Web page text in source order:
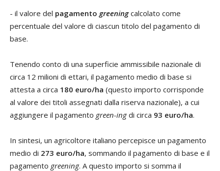
- il valore del pagamento greeningcalcolato come
percentuale del valore di ciascun titolo del pagamento di
base.
Tenendo conto di una superficie ammissibile nazionale di
circa 12 milioni di ettari, il pagamento medio di base si
attesta a circa 180 euro/ha (questo importo corrisponde
al valore dei titoli assegnati dalla riserva nazionale), a cui
aggiungere il pagamento green-ingdi circa 93 euro/ha.
In sintesi, un agricoltore italiano percepisce un pagamento
medio di 273 euro/ha, sommando il pagamento di base e il
pagamento greening. A questo importo si somma il